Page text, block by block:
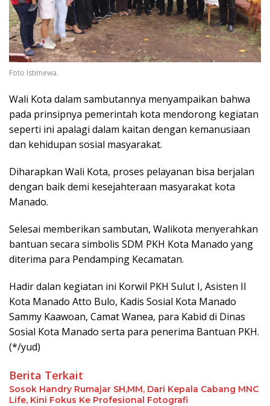
Foto Istimewa.
Wali Kota dalam sambutannya menyampaikan bahwa
pada prinsipnya pemerintah kota mendorong kegiatan
seperti ini apalagi dalam kaitan dengan kemanusiaan
dan kehidupan sosial masyarakat.
Diharapkan Wali Kota, proses pelayanan bisa berjalan
dengan baik demi kesejahteraan masyarakat kota
Manado.
Selesai memberikan sambutan, Walikota menyerahkan
bantuan secara simbolis SDM PKH Kota Manado yang
diterima para Pendamping Kecamatan.
Hadir dalan kegiatan ini Korwil PKH Sulut I, Asisten II
Kota Manado Atto Bulo, Kadis Sosial Kota Manado
Sammy Kaawoan, Camat Wanea, para Kabid di Dinas
Sosial Kota Manado serta para penerima Bantuan PKH.
(*/yud)
Berita Terkait
Sosok Handry Rumajar SH,MM, Dari Kepala Cabang MNC
Life, Kini Fokus Ke Profesional Fotografi